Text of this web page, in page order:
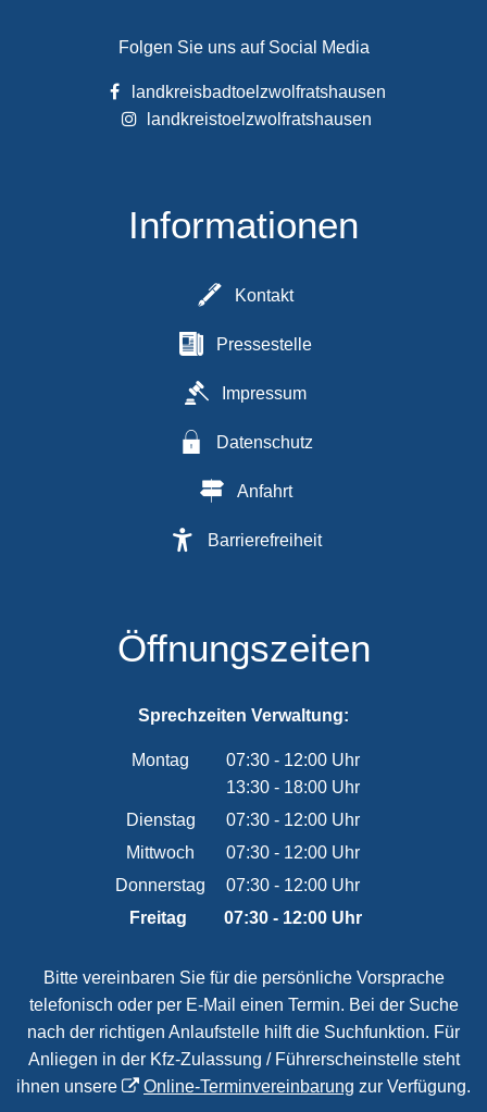
Folgen Sie uns auf Social Media
landkreisbadtoelzwolfratshausen
landkreistoelzwolfratshausen
Informationen
Kontakt
Pressestelle
Impressum
Datenschutz
Anfahrt
Barrierefreiheit
Öffnungszeiten
Sprechzeiten Verwaltung:
Montag 07:30- 12:00Uhr
Von 07:30 bis 12:00 Uhr
13:30- 18:00Uhr
Von 13:30 bis 18:00 Uhr
Dienstag 07:30- 12:00Uhr
Von 07:30 bis 12:00 Uhr
Mittwoch 07:30- 12:00Uhr
Von 07:30 bis 12:00 Uhr
Donnerstag 07:30- 12:00Uhr
Von 07:30 bis 12:00 Uhr
Freitag 07:30- 12:00Uhr
Bitte vereinbaren Sie für die persönliche Vorsprache
telefonisch oder per E-Mail einen Termin. Bei der Suche
nach der richtigen Anlaufstelle hilft die Suchfunktion. Für
Anliegen in der Kfz-Zulassung / Führerscheinstelle steht
ihnen unsere
Online-Terminvereinbarung zur Verfügung.